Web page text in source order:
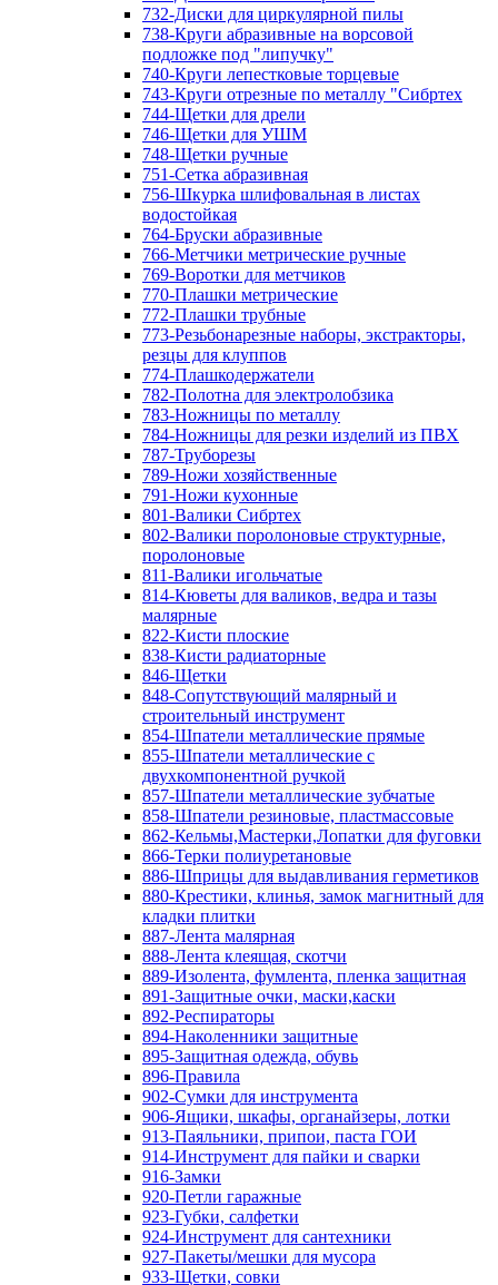
732-Диски для циркулярной пилы
738-Круги абразивные на ворсовой
подложке под "липучку"
740-Круги лепестковые торцевые
743-Круги отрезные по металлу "Сибртех
744-Щетки для дрели
746-Щетки для УШМ
748-Щетки ручные
751-Сетка абразивная
756-Шкурка шлифовальная в листах
водостойкая
764-Бруски абразивные
766-Метчики метрические ручные
769-Воротки для метчиков
770-Плашки метрические
772-Плашки трубные
773-Резьбонарезные наборы, экстракторы,
резцы для клуппов
774-Плашкодержатели
782-Полотна для электролобзика
783-Ножницы по металлу
784-Ножницы для резки изделий из ПВХ
787-Труборезы
789-Ножи хозяйственные
791-Ножи кухонные
801-Валики Сибртех
802-Валики поролоновые структурные,
поролоновые
811-Валики игольчатые
814-Кюветы для валиков, ведра и тазы
малярные
822-Кисти плоские
838-Кисти радиаторные
846-Щетки
848-Сопутствующий малярный и
строительный инструмент
854-Шпатели металлические прямые
855-Шпатели металлические с
двухкомпонентной ручкой
857-Шпатели металлические зубчатые
858-Шпатели резиновые, пластмассовые
862-Кельмы,Мастерки,Лопатки для фуговки
866-Терки полиуретановые
886-Шприцы для выдавливания герметиков
880-Крестики, клинья, замок магнитный для
кладки плитки
887-Лента малярная
888-Лента клеящая, скотчи
889-Изолента, фумлента, пленка защитная
891-Защитные очки, маски,каски
892-Респираторы
894-Наколенники защитные
895-Защитная одежда, обувь
896-Правила
902-Сумки для инструмента
906-Ящики, шкафы, органайзеры, лотки
913-Паяльники, припои, паста ГОИ
914-Инструмент для пайки и сварки
916-Замки
920-Петли гаражные
923-Губки, салфетки
924-Инструмент для сантехники
927-Пакеты/мешки для мусора
933-Щетки, совки